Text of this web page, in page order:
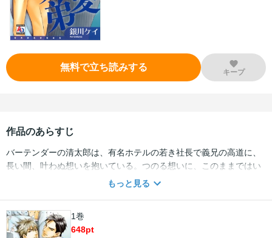
無料で立ち読みする キープ
作品のあらすじ
バーテンダーの清太郎は、有名ホテルの若き社長で義兄の高道に、
長い間、叶わぬ想いを抱いている。つのる想いに、このままではい
けないと距離をとりはじめた清太郎だが、高道は「お前は俺の弟
たちに高道の姿を重ねてーーー。そのほかイケメン靴屋×接触恐怖症
青年のステップアップラブも収録。
もっと見る
1巻
648pt